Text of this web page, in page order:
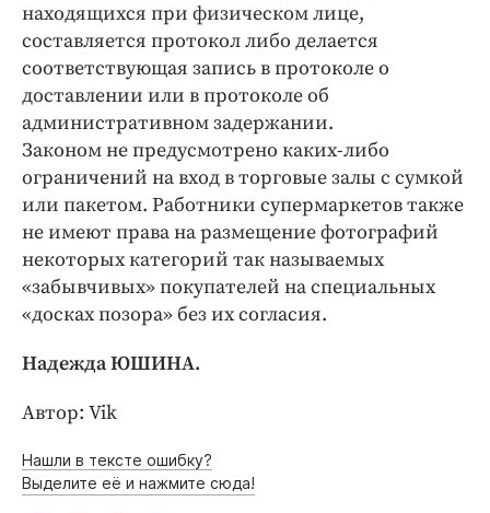
находящихся при физическом лице,
составляется протокол либо делается
соответствующая запись в протоколе о
доставлении или в протоколе об
административном задержании.
Законом не предусмотрено каких-либо
ограничений на вход в торговые залы с сумкой
или пакетом. Работники супермаркетов также
не имеют права на размещение фотографий
некоторых категорий так называемых
«забывчивых» покупателей на специальных
«досках позора» без их согласия.
Надежда ЮШИНА.
Автор: Vik
Нашли в тексте ошибку?
Выделите её и нажмите сюда!